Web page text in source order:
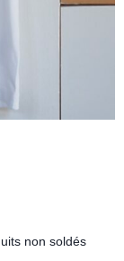
non soldés